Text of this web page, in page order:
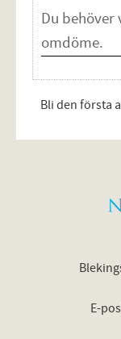
Bli den första
E-